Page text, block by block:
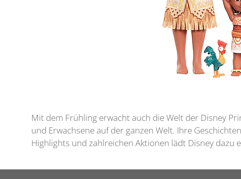
Mit dem Frühling erwacht auch die Welt der Disney
und Erwachsene auf der ganzen Welt. Ihre
Highlights und zahlreichen Aktionen lädt Disney dazu